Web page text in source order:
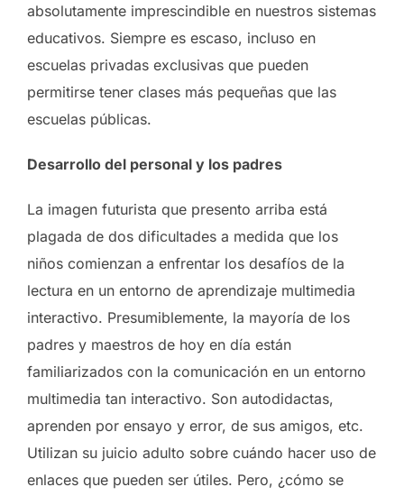
absolutamente imprescindible en nuestros sistemas
educativos. Siempre es escaso, incluso en
escuelas privadas exclusivas que pueden
permitirse tener clases más pequeñas que las
escuelas públicas.
Desarrollo del personal y los padres
La imagen futurista que presento arriba está
plagada de dos dificultades a medida que los
niños comienzan a enfrentar los desafíos de la
lectura en un entorno de aprendizaje multimedia
interactivo. Presumiblemente, la mayoría de los
padres y maestros de hoy en día están
familiarizados con la comunicación en un entorno
multimedia tan interactivo. Son autodidactas,
aprenden por ensayo y error, de sus amigos, etc.
Utilizan su juicio adulto sobre cuándo hacer uso de
enlaces que pueden ser útiles. Pero, ¿cómo se